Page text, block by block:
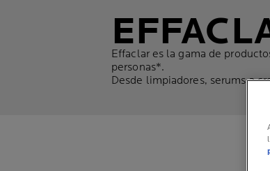
Effaclar es la gama de
personas*.
Desde limpiadores, serums a